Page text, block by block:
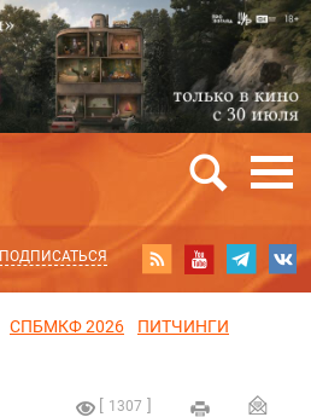
ПОДПИСАТЬСЯ
СПБМКФ 2026
ПИТЧИНГИ
1307